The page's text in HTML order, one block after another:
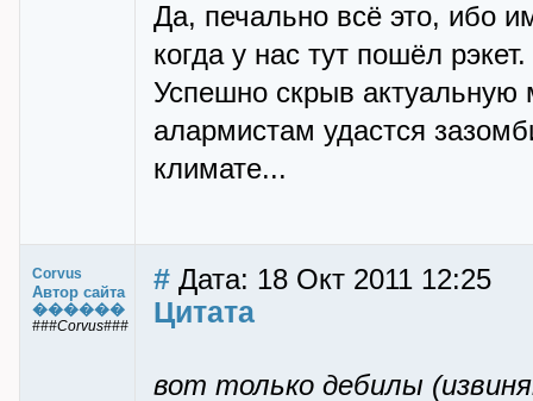
Да, печально всё это, ибо
когда у нас тут пошёл рэкет.
Успешно скрыв
алармистам удастся
климате...
Corvus
Автор сайта
������
###Corvus###
# Дата: 18 Окт 2011 12:25
Цитата
вот только дебилы